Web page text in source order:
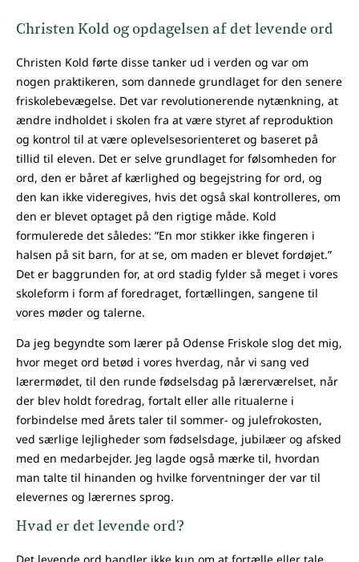
Christen Kold og opdagelsen af det levende ord
Christen Kold førte disse tanker ud i verden og var om
nogen praktikeren, som dannede grundlaget for den senere
friskolebevægelse. Det var revolutionerende nytænkning, at
ændre indholdet i skolen fra at være styret af reproduktion
og kontrol til at være oplevelsesorienteret og baseret på
tillid til eleven. Det er selve grundlaget for følsomheden for
ord, den er båret af kærlighed og begejstring for ord, og
den kan ikke videregives, hvis det også skal kontrolleres, om
den er blevet optaget på den rigtige måde. Kold
formulerede det således: ”En mor stikker ikke fingeren i
halsen på sit barn, for at se, om maden er blevet fordøjet.”
Det er baggrunden for, at ord stadig fylder så meget i vores
skoleform i form af foredraget, fortællingen, sangene til
vores møder og talerne.
Da jeg begyndte som lærer på Odense Friskole slog det mig,
hvor meget ord betød i vores hverdag, når vi sang ved
lærermødet, til den runde fødselsdag på lærerværelset, når
der blev holdt foredrag, fortalt eller alle ritualerne i
forbindelse med årets taler til sommer- og julefrokosten,
ved særlige lejligheder som fødselsdage, jubilæer og afsked
med en medarbejder. Jeg lagde også mærke til, hvordan
man talte til hinanden og hvilke forventninger der var til
elevernes og lærernes sprog.
Hvad er det levende ord?